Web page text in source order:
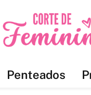
Penteados